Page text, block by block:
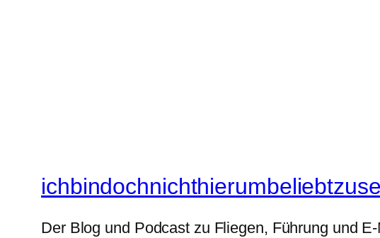
Der Blog und Podcast zu Fliegen, Führung und